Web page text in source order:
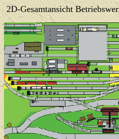
2D-Gesamtansicht